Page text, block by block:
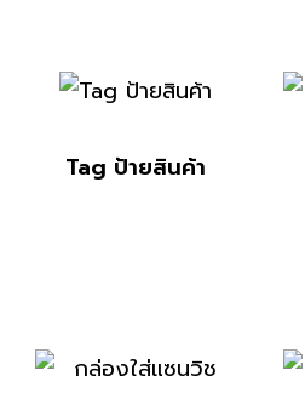
Tag ป้ายสินค้า